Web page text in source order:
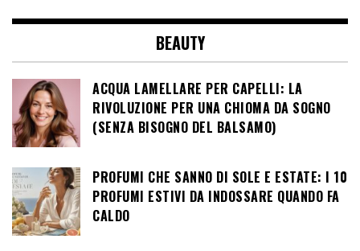
BEAUTY
ACQUA LAMELLARE PER CAPELLI: LA
RIVOLUZIONE PER UNA CHIOMA DA SOGNO
(SENZA BISOGNO DEL BALSAMO)
PROFUMI CHE SANNO DI SOLE E ESTATE: I 10
PROFUMI ESTIVI DA INDOSSARE QUANDO FA
CALDO